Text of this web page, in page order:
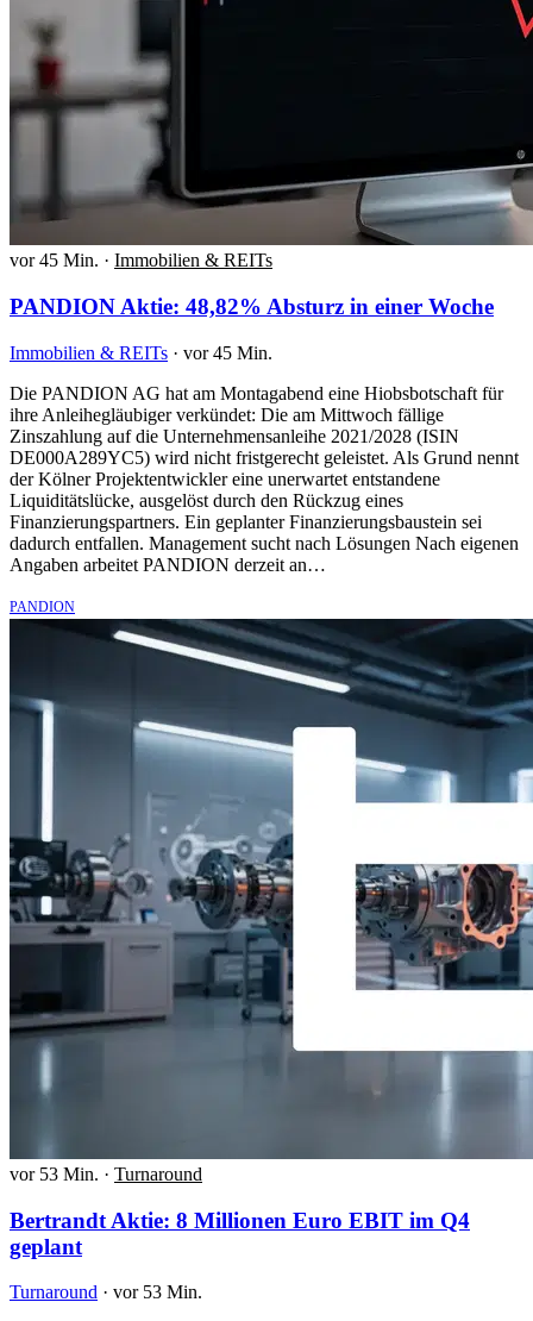
vor 45 Min. · Immobilien & REITs
PANDION Aktie: 48,82% Absturz in einer Woche
Immobilien & REITs · vor 45 Min.
Die PANDION AG hat am Montagabend eine Hiobsbotschaft für
ihre Anleihegläubiger verkündet: Die am Mittwoch fällige
Zinszahlung auf die Unternehmensanleihe 2021/2028 (ISIN
DE000A289YC5) wird nicht fristgerecht geleistet. Als Grund nennt
der Kölner Projektentwickler eine unerwartet entstandene
Liquiditätslücke, ausgelöst durch den Rückzug eines
Finanzierungspartners. Ein geplanter Finanzierungsbaustein sei
dadurch entfallen. Management sucht nach Lösungen Nach eigenen
Angaben arbeitet PANDION derzeit an…
PANDION
vor 53 Min. · Turnaround
Bertrandt Aktie: 8 Millionen Euro EBIT im Q4
geplant
Turnaround · vor 53 Min.